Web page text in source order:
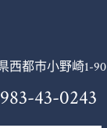
西都市小野崎1-90
43-0243